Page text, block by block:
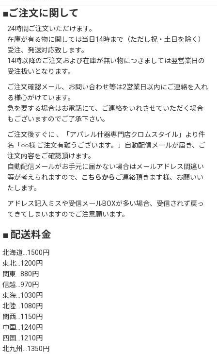
■ご注文に関して
24時間ご注文いただけます。
在庫が有る物に関しては当日14時まで（ただし祝・土日を除く）
受注、発送対応致します。
14時以降のご注文および在庫が無い物につきましては翌営業日の
受注扱いとなります。
ご注文確認メール、お問い合わせ等は2営業日以内にご連絡を入れ
る様心がけています。
急を要する場合はお電話にて、ご連絡をいれさせていただく場合
もございますのでご了承下さい。
ご注文後すぐに 、「アパレル什器専門店クロムスタイル」より件
名「○○様 ご注文有難うございます。」自動配信メールが届き、ご
注文内容をご確認頂けます。
自動配信メールがお手元に届かない場合はメールアドレス間違い
等が考えられますので、
こちらから ご連絡頂きます様、お願いい
たします。
アドレス記入ミスや受信メールBOXが多い場合、受信されず戻っ
てきてしまいますのでご注意願います。
■ 配送料金
北海道…1500円
東北…1200円
関東…880円
信越…970円
東海…1030円
北陸…1080円
関西…1150円
中国…1240円
四国…1210円
北九州…1350円